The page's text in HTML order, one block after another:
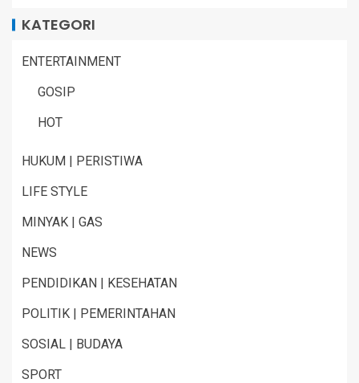
KATEGORI
ENTERTAINMENT
GOSIP
HOT
HUKUM | PERISTIWA
LIFE STYLE
MINYAK | GAS
NEWS
PENDIDIKAN | KESEHATAN
POLITIK | PEMERINTAHAN
SOSIAL | BUDAYA
SPORT